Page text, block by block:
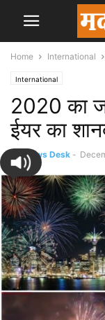
Home International
International
2020 का
ईयर का
By News Desk -